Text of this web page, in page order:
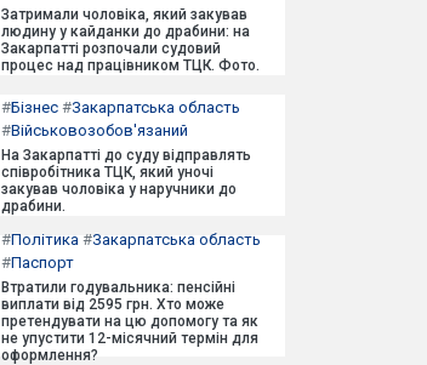
Затримали чоловіка, який закував
людину у кайданки до драбини: на
Закарпатті розпочали судовий
процес над працівником ТЦК. Фото.
#Бізнес #Закарпатська область
#Військовозобов'язаний
На Закарпатті до суду відправлять
співробітника ТЦК, який уночі
закував чоловіка у наручники до
драбини.
#Політика #Закарпатська область
#Паспорт
Втратили годувальника: пенсійні
виплати від 2595 грн. Хто може
претендувати на цю допомогу та як
не упустити 12-місячний термін для
оформлення?